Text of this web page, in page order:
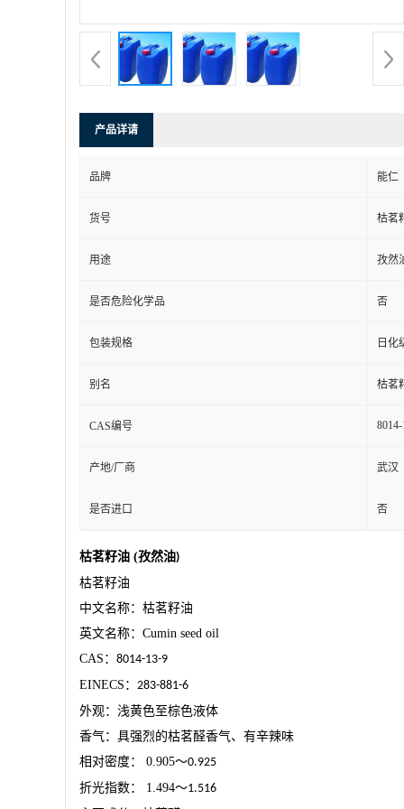
产品详请
品牌 能仁
货号 枯茗
用途 孜然
是否危险化学品 否
包装规格 日化
别名 枯茗
CAS编号
产地/厂商 武汉
是否进口 否
枯茗籽油 (孜然油)
枯茗籽油
中文名称：枯茗籽油
英文名称： Cumin seed oil
CAS ： 8014-13-9
EINECS ： 283-881-6
外观：浅黄色至棕色液体
香气：具强烈的枯茗醛香气、有辛辣味
相对密度：
0.905～0.925
折光指数：
1.494～1.516